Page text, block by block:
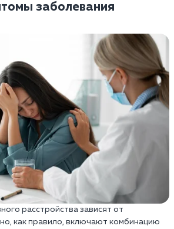
заболевания
расстройства зависят от
как правило, включают комбинацию